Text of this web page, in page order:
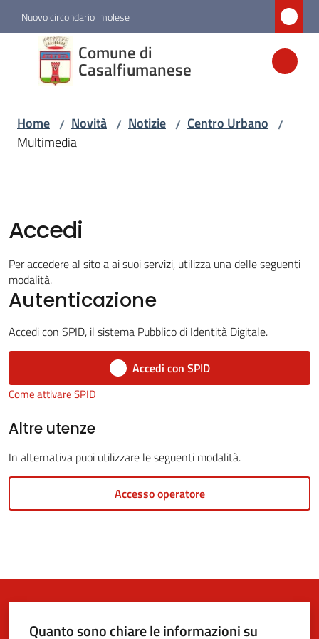
Vai al contenuto
Vai alla navigazione
Vai al footer
Nuovo circondario imolese
Comune di
Casalfiumanese
Comune di
Casalfiumanese
Amministrazione
Servizi
Vivere
Casalfiumanese
5x1000
Servizi
line
Tutti
Home / Novità / Notizie / Centro Urbano /
Multimedia
Accedi
Per accedere al sito a ai suoi servizi, utilizza una delle seguenti
modalità.
Autenticazione
Accedi con SPID, il sistema Pubblico di Identità Digitale.
Accedi con SPID
Come attivare SPID
Altre utenze
In alternativa puoi utilizzare le seguenti modalità.
Accesso operatore
Quanto sono chiare le informazioni su